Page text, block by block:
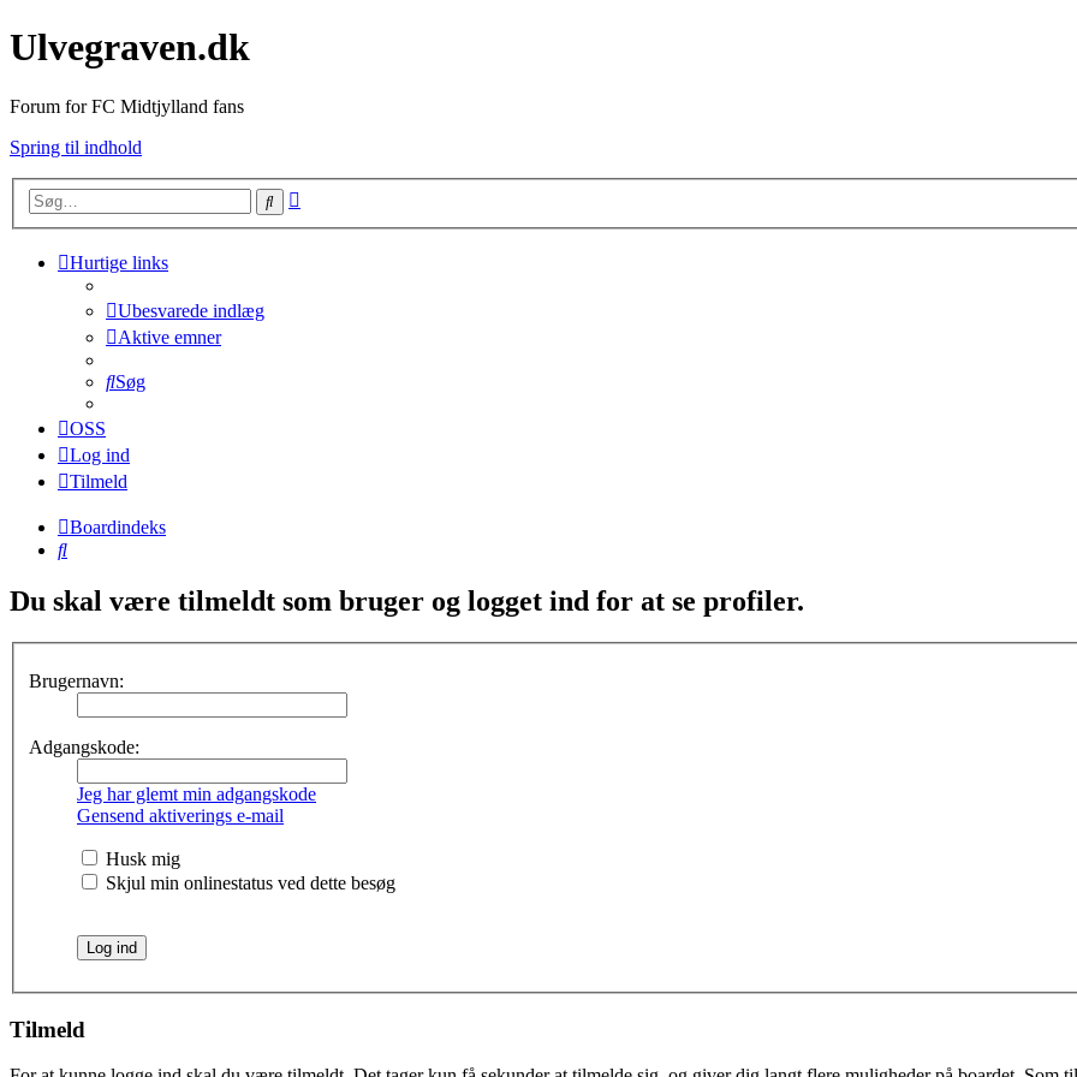
Ulvegraven.dk
Forum for FC Midtjylland fans
Spring til indhold
Søg
Hurtige links
Ubesvarede indlæg
Aktive emner
Søg
OSS
Log ind
Tilmeld
Boardindeks
Søg
Du skal være tilmeldt som bruger og logget ind for at se profiler.
Brugernavn:
Adgangskode:
Jeg har glemt min adgangskode
Gensend aktiverings e-mail
Husk mig
Skjul min onlinestatus ved dette besøg
Tilmeld